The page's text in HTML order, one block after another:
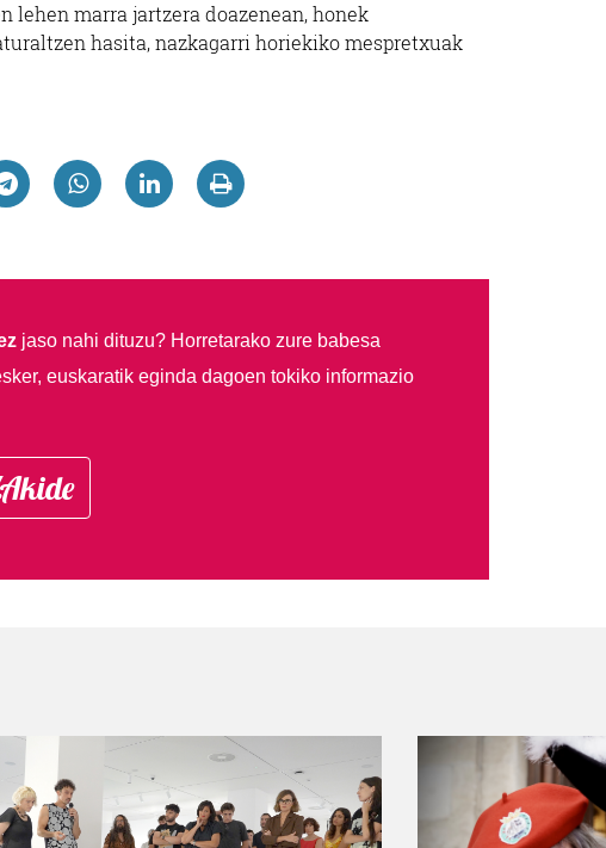
lehen marra jartzera doazenean, honek
hasita, nazkagarri horiekiko mespretxuak
jaso nahi dituzu? Horretarako zure babesa
euskaratik eginda dagoen tokiko informazio